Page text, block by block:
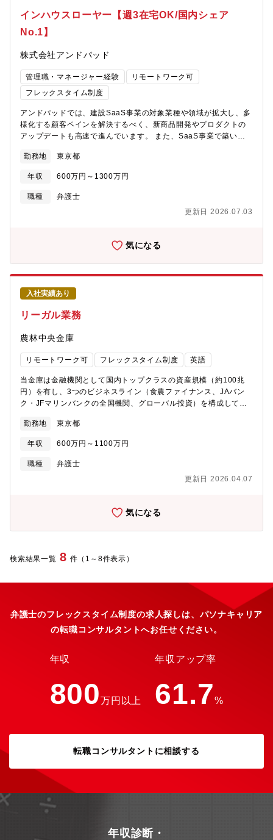
な技術で業界をリードしている開発・製造部門、海外を相手に交
渉を行う営業部門など、異なる分野の優れた同僚と日々接点を持
ちつつ、業務を行います。法務部は、経営層と直接関わる業務も
多く、法務面以外でも、様々な学びが得られます。【キャリアパ
ス】法務部内でのジョブローテーションを通して、契約・M&Aや
争訟対応などのプロジェクト推進・ガバナンス・コンプライアン
ス・海外赴任など幅広い経験を積みながら法務のスペシャリスト
を目指すことが可能です。
決定いたします。同社は、マネジメントのほかスペシャリストと
しての処遇も存在するため、ご本人の希望と組織状況、専門性に
応じたキャリアを積んでいただきます（希望に応じ、ジェイテク
す）。２．近年は、新規事業への参入時におけるリーガルチェッ
クやコンプライアンス推進体制の構築など、より戦略的な観点で
ビジネスをサポートする役割が法務に求められています。新たな
分野にチャレンジする経験を積むことで、急激な社会情勢の変化
に適応できる応用力を養うことができます。【当部門の魅力】当
部門では、コンプライアンスの重要性の高まりから日々業務が拡
大しており、法務室は一人ひとりの担当範囲や裁量が広く、本人
の創意工夫が施策に反映され、目に見える形で成果を感じること
に応じ比較的柔軟な仕事の割り振りを行っています。そのため、
法務に係る幅広い経験、キャリアを積むことができる環境にあり
進しており、育児と仕事の両立をしながら働いているメンバーも
多数在籍しています。法務経験が長いまたは専門性を持ったメン
【同社について】自動車のステアリングシステムや、駆動部品、
ベアリング、工作機械メーカーをグローバルに扱うメーカーで
す。自動運転や自動車の電動化、IoT(自動運転/スマートファクト
リー)など、今後の産業の発展に重要な意味を持つアイテムを多数
取り扱っています。
インハウスローヤー【週3在宅OK/国内シェア
No.1】
株式会社アンドパッド
管理職・マネージャー経験
リモートワーク可
フレックスタイム制度
アンドパッドでは、建設SaaS事業の対象業種や領域が拡大し、多
様化する顧客ペインを解決するべく、新商品開発やプロダクトの
アップデートも高速で進んでいます。 また、SaaS事業で築いた
顧客への価値提供も次々に立ち上げています。そのための大規模
な資金調達も完了し、次のステージへ飛躍するために、M&Aなど
を通じたグループ経営への移行や、事業成長に伴う会社規模の拡
大、さらには複数の新規事業創出など、多くの変化が発生してい
ョンを実現するためには、急成長する当社において、組織がパフ
ーティン業務をこなすのみならず、組織の先を見据えた施策立案
や会社の変化に柔軟に適用しながら、自ら率先して仕事を創り出
し組織に価値を発揮していくことが必要です。そのためには、
M&Aや新規事業の推進を後押しする法務領域においてカバーする
存在は、非常に重要度が高いです。会社の未来を作り上げる戦略
の実現に向けて、企業内弁護士として法律に関わるスペシャリス
トとしての知見を活かしながら、社会貢献度の高い事業の成長に
対して手触り感をもった携わり方をしていきたい方からのご応募
をお待ちしております。企業内弁護士として、主にビジネスに関
わる法務面を担っていただきます。新規事業担当・エンタープラ
イズ部門・開発部門等と密接に協働し、契約の作成・条件検討・
交渉・締結等を推進いただきます。法務観点はもちろん、経済条
件を含むビジネス面についてもレビュー・交渉をしていただくこ
とを想定しています。※以下を含む、当社グループの法務関連業
務全般に従事していただきたいと考えております。【職務内
他法務面のサポート、その他事業に関する法的課題の解決・新規
ーム検討、法務関連書類作成・業務フロー策定等）・株主総会・
取締役会等の会議体の運営・関連法規制遵守のための体制整備・
ク、社内規程管理等）・M&Aに関連する法務業務（法務DD、投資
連する法務業務（グループ内の業務委託契約・出向契約、個人情
報保護法含むデータ共有に関連する法務検討等）・訴訟その他の
係争の対応・株式・ストックオプションに関する事務・事業に影
法務の知識や経験に加えて、お客様や社内の各部署と円滑にコミ
ュニケーションをとる能力、ビジネスニーズを理解する知識や経
ピード感も求められる業務です。【配属組織】チームについて：
現在の法務チームには、執行役員（弁護士資格保有）、マネージ
ャー、メンバー2名・知財1名の5名体制で業務に従事しておりま
す。【ポジションの魅力】・企業内弁護士として、法務スペシャ
リストという立場からビジネス遂行に向けて重要な役割を担う当
（エンタープライズ企業）との共同開発案件も増加する中、法的
推進に伴う、PMIに関わる法務業務全般をご自身で試行錯誤しなが
ら、会社の未来につながる業務を担う経験を得ることができま
えた体験は、自己成長だけでなく社会貢献や自社の成長も実感さ
https://www.wantedly.com/companies/andpad/post_articles/987793
勤務地 東京都
年収 600万円～1300万円
職種
弁護士
更新日 2026.07.03
気になる
入社実績あり
リーガル業務
農林中央金庫
リモートワーク可 フレックスタイム制度 英語
当金庫は金融機関として国内トップクラスの資産規模（約100兆
円）を有し、3つのビジネスライン（食農ファイナンス、JAバン
ク・JFマリンバンクの全国機関、グローバル投資）を構成してい
しています。■国内の法務相談対応■国内外の投融資・資金調達■業
務提携等に関連する契約レビュー・交渉■国内外の法規制調査、国
内外の訴訟■国内の金融商品の組成やストラクチャリング■社内研
修等【魅力】・日本の農林水産業の発展に寄与できます（農林中
令や規制の幅が広く、実務を通した経験値の獲得機会が多くあり
す。・海外ロースクール派遣制度あり（社内公募制）。希望者に
は短期の農業経験の機会も提供できます。【組織】法務コンプラ
イアンス部 または 投資契約部当金庫のリーガル人材は、弁護
中途採用・新卒採用も含めてバランスよく配置し、各々が専門性
勤務地 東京都
年収 600万円～1100万円
職種
弁護士
更新日 2026.04.07
気になる
検索結果一覧 8 件（1～8件表示）
弁護士のフレックスタイム制度の求人探しは、パソナキャリア
の転職コンサルタントへお任せください。
年収
800万円以上
年収アップ率
61.7%
転職コンサルタントに相談する
年収診断・